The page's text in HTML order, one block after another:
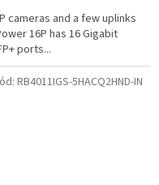
cameras and a few uplinks
16P has 16 Gigabit
ports...
RB4011IGS-5HACQ2HND-IN